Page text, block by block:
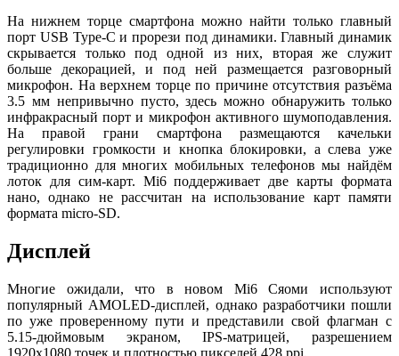
На нижнем торце смартфона можно найти только главный
порт USB Type-C и прорези под динамики. Главный динамик
скрывается только под одной из них, вторая же служит
больше декорацией, и под ней размещается разговорный
микрофон. На верхнем торце по причине отсутствия разъёма
3.5 мм непривычно пусто, здесь можно обнаружить только
инфракрасный порт и микрофон активного шумоподавления.
На правой грани смартфона размещаются качельки
регулировки громкости и кнопка блокировки, а слева уже
традиционно для многих мобильных телефонов мы найдём
лоток для сим-карт. Мі6 поддерживает две карты формата
нано, однако не рассчитан на использование карт памяти
формата micro-SD.
Дисплей
Многие ожидали, что в новом Mi6 Сяоми используют
популярный AMOLED-дисплей, однако разработчики пошли
по уже проверенному пути и представили свой флагман с
5.15-дюймовым экраном, IPS-матрицей, разрешением